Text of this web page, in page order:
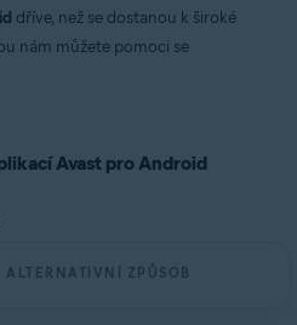
dříve, než se dostanou k široké
nám můžete pomoci se
Avast pro Android
ALTERNATIVNÍ ZPŮSOB